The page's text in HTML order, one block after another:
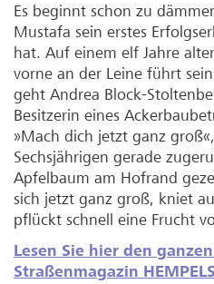
Es beginnt schon zu
Mustafa sein erstes
hat. Auf einem elf Jahre
vorne an der Leine führt
geht Andrea Block-
Besitzerin eines
»Mach dich jetzt ganz
Sechsjährigen gerade
Apfelbaum am Hofrand
sich jetzt ganz groß, kniet
pflückt schnell eine Frucht
Lesen Sie hier den
Straßenmagazin